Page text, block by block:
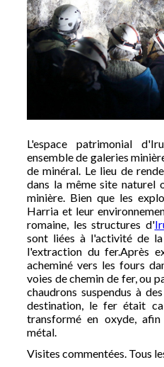
L'espace patrimonial
ensemble de galeries
de minéral. Le lieu de
dans la même site naturel
minière. Bien que les
Harria et leur
romaine, les structures d'
sont liées à l'activité de
l'extraction du fer.Après
acheminé vers les fours
voies de chemin de fer, ou
chaudrons suspendus à
destination, le fer était
transformé en oxyde,
métal.
Visites commentées. Tous